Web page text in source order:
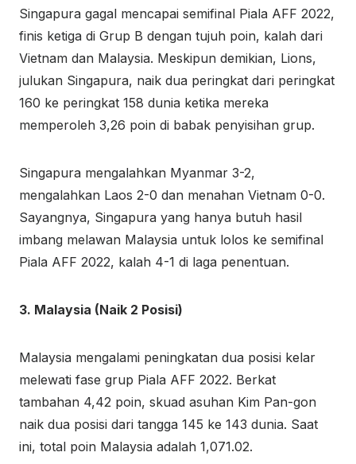
Singapura gagal mencapai semifinal Piala AFF 2022,
finis ketiga di Grup B dengan tujuh poin, kalah dari
Vietnam dan Malaysia. Meskipun demikian, Lions,
julukan Singapura, naik dua peringkat dari peringkat
160 ke peringkat 158 ​​dunia ketika mereka
memperoleh 3,26 poin di babak penyisihan grup.
Singapura mengalahkan Myanmar 3-2,
mengalahkan Laos 2-0 dan menahan Vietnam 0-0.
Sayangnya, Singapura yang hanya butuh hasil
imbang melawan Malaysia untuk lolos ke semifinal
Piala AFF 2022, kalah 4-1 di laga penentuan.
3. Malaysia (Naik 2 Posisi)
Malaysia mengalami peningkatan dua posisi kelar
melewati fase grup Piala AFF 2022. Berkat
tambahan 4,42 poin, skuad asuhan Kim Pan-gon
naik dua posisi dari tangga 145 ke 143 dunia. Saat
ini, total poin Malaysia adalah 1,071.02.